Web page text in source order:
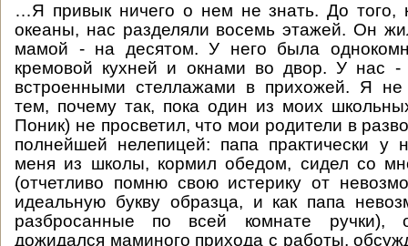
…Я привык ничего о нем не знать. До того,
океаны, нас разделяли восемь этажей. Он
мамой - на десятом. У него была
кремовой кухней и окнами во двор. У нас -
встроенными стеллажами в прихожей. Я
тем, почему так, пока один из моих
Поник) не просветил, что мои родители в
полнейшей нелепицей: папа практически у
меня из школы, кормил обедом, сидел со
(отчетливо помню свою истерику от
идеальную букву образца, и как папа
разбросанные по всей комнате ручки),
дожидался маминого прихода с работы,